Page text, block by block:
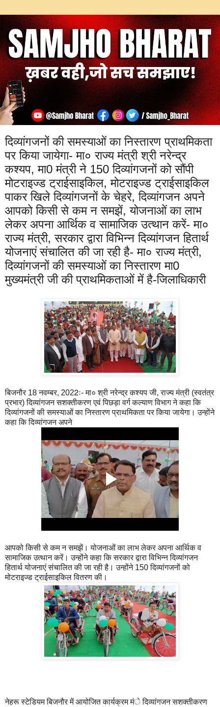
दिव्यांगजनों की समस्याओं का निस्तारण प्राथमिकता
पर किया जायेगा- मा० राज्य मंत्री श्री नरेन्द्र
कश्यप, मा0 मंत्री ने 150 दिव्यांगजनों को सौंपी
मोटराइज्ड ट्राईसाइकिल, मोटराइज्ड ट्राईसाइकिल
पाकर खिले दिव्यांगजनों के चेहरे, दिव्यांगजन अपने
आपको किसी से कम न समझें, योजनाओं का लाभ
लेकर अपना आर्थिक व सामाजिक उत्थान करें- मा०
राज्य मंत्री, सरकार द्वारा विभिन्न दिव्यांगजन हितार्थ
योजनाएं संचालित की जा रही है- मा० राज्य मंत्री,
दिव्यांगजनों की समस्याओं का निस्तारण मा0
मुख्यमंत्री जी की प्राथमिकताओं में है-जिलाधिकारी
बिजनौर 18 नवम्बर, 2022ः- मा० श्री नरेन्द्र कश्यप जी, राज्य मंत्री (स्वतंत्र
प्रभार) दिव्यांगजन सशक्तीकरण एवं पिछड़ा वर्ग कल्याण विभाग ने कहा कि
दिव्यांगजनों की समस्याओं का निस्तारण प्राथमिकता पर किया जायेगा। उन्होंने
कहा कि दिव्यांगजन अपने
आपको किसी से कम न समझें। योजनाओं का लाभ लेकर अपना आर्थिक व
सामाजिक उत्थान करें। उन्होंने कहा कि सरकार द्वारा विभिन्न दिव्यांगजन
हितार्थ योजनाएं संचालित की जा रही है। उन्होंने 150 दिव्यांगजनों को
मोटराइज्ड ट्राईसाइकिल वितरण की।
नेहरू स्टेडियम बिजनौर में आयोजित कार्यक्रम मंे दिव्यांगजन सशक्तीकरण